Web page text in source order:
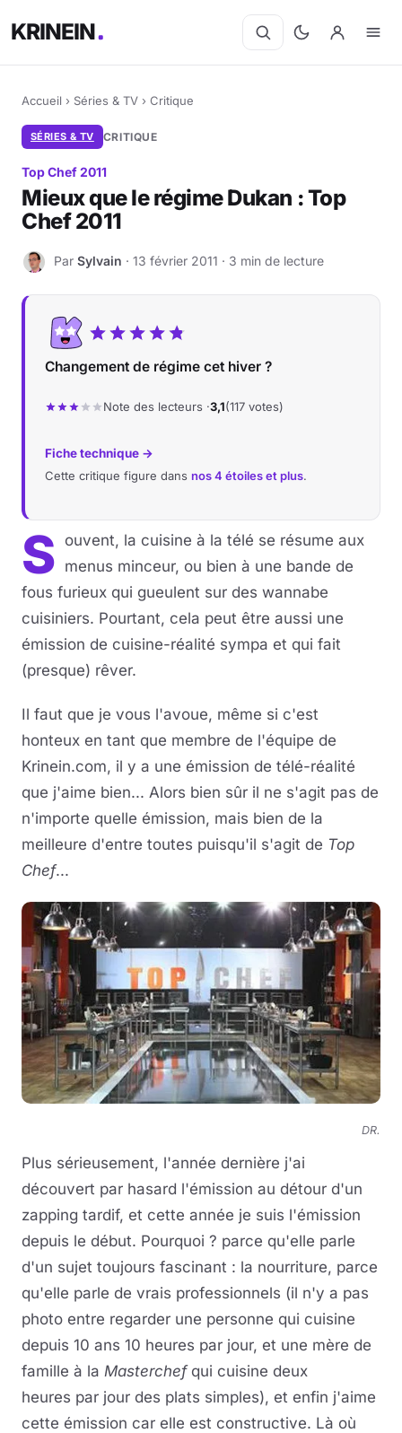
KRINEIN
Accueil › Séries & TV › Critique
SÉRIES & TV CRITIQUE
Top Chef 2011
Mieux que le régime Dukan : Top
Chef 2011
S Par Sylvain · 13 février 2011 · 3 min de lecture
Changement de régime cet hiver ?
Note des lecteurs ·3,1(117 votes)
Fiche technique →
Cette critique figure dans nos 4 étoiles et plus.
S ouvent, la cuisine à la télé se résume aux
menus minceur, ou bien à une bande de
fous furieux qui gueulent sur des wannabe
cuisiniers. Pourtant, cela peut être aussi une
émission de cuisine-réalité sympa et qui fait
(presque) rêver.
Il faut que je vous l'avoue, même si c'est
honteux en tant que membre de l'équipe de
Krinein.com, il y a une émission de télé-réalité
que j'aime bien... Alors bien sûr il ne s'agit pas de
n'importe quelle émission, mais bien de la
meilleure d'entre toutes puisqu'il s'agit de Top
Chef...
DR.
Plus sérieusement, l'année dernière j'ai
découvert par hasard l'émission au détour d'un
zapping tardif, et cette année je suis l'émission
depuis le début. Pourquoi ? parce qu'elle parle
d'un sujet toujours fascinant : la nourriture, parce
qu'elle parle de vrais professionnels (il n'y a pas
photo entre regarder une personne qui cuisine
depuis 10 ans 10 heures par jour, et une mère de
famille à la Masterchefqui cuisine deux
heures par jour des plats simples), et enfin j'aime
cette émission car elle est constructive. Là où